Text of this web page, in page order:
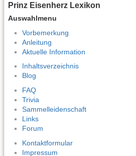
Prinz Eisenherz Lexikon
Auswahlmenu
Vorbemerkung
Anleitung
Aktuelle Information
Inhaltsverzeichnis
Blog
FAQ
Trivia
Sammelleidenschaft
Links
Forum
Kontaktformular
Impressum